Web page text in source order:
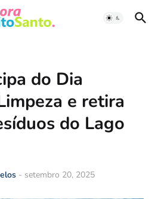
do Dia
e retira
do Lago
- setembro 20, 2025